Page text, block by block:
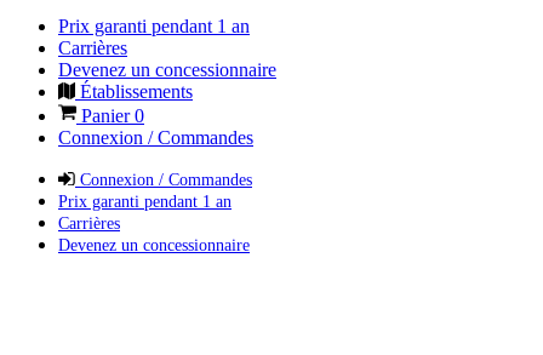
Prix garanti pendant 1 an
Carrières
Devenez un concessionnaire
Établissements
Panier0
Connexion / Commandes
Connexion / Commandes
Prix garanti pendant 1 an
Carrières
Devenez un concessionnaire